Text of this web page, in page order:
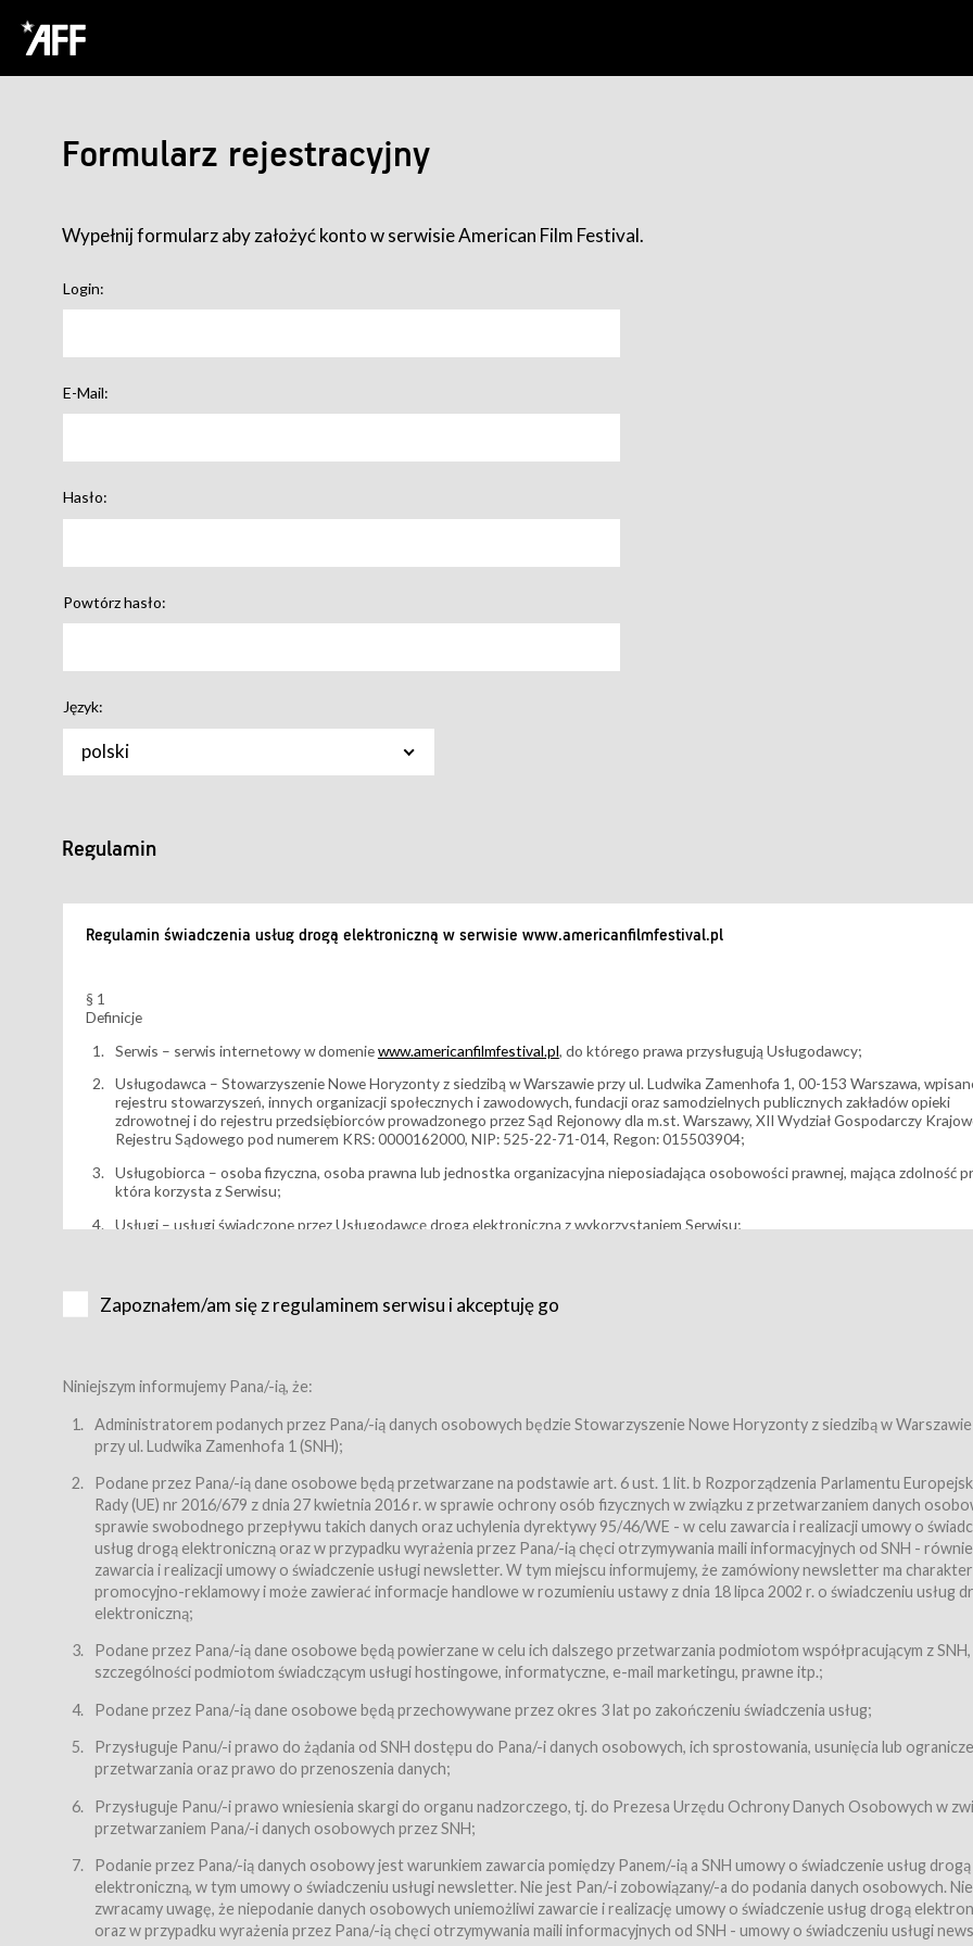
Formularz rejestracyjny
Wypełnij formularz aby założyć konto w serwisie American Film Festival.
Login:
E-Mail:
Hasło:
Powtórz hasło:
Język:
polski
Regulamin
Regulamin świadczenia usług drogą elektroniczną w serwisie www.americanfilmfestival.pl
§ 1
Definicje
Serwis – serwis internetowy w domeniewww.americanfilmfestival.pl, do którego prawa przysługują Usługodawcy;
Usługodawca – Stowarzyszenie Nowe Horyzonty z siedzibą w Warszawie przy ul. Ludwika Zamenhofa 1, 00-153 Warszawa,
rejestru stowarzyszeń, innych organizacji społecznych i zawodowych, fundacji oraz samodzielnych publicznych zakładów opieki
zdrowotnej i do rejestru przedsiębiorców prowadzonego przez Sąd Rejonowy dla m.st. Warszawy, XII Wydział Gospodarczy
Rejestru Sądowego pod numerem KRS: 0000162000, NIP: 525-22-71-014, Regon: 015503904;
Usługobiorca – osoba fizyczna, osoba prawna lub jednostka organizacyjna nieposiadająca osobowości prawnej, mająca zdolność
która korzysta z Serwisu;
Usługi – usługi świadczone przez Usługodawcę drogą elektroniczną z wykorzystaniem Serwisu;
Karnety – wybrane dokumenty potwierdzające zawarcie umowy z Usługodawcą i uprawniające do wzięcia udziału w Wydarzeniu,
Bilety – wybrane dokumenty potwierdzające zawarcie umowy z Usługodawcą i uprawniające do wzięcia udziału w Wydarzeniu,
przewidziane przez Usługodawcę dla danego Wydarzenia, tj. uprawniające do uczestnictwa w wielu albo w pojedynczych seansach
filmowych, wydarzeniach specjalnych i koncertach;
Sklep – sklep internetowy prowadzony przez Usługodawcę w Serwisie;
Regulamin – niniejszy regulamin.
§ 2
Postanowienia ogólne
Regulamin określa zasady:
świadczenia Usługobiorcom Usług przez Usługodawcę, z zastrzeżeniem usług, o których mowa w ust. 2 pkt. 4 i 5 poniżej,
zasady świadczenia precyzują odrębne regulaminy,
przetwarzania przez Usługodawcę danych osobowych Usługobiorców będących osobami fizycznymi.
Usługodawca świadczy w szczególności następujące Usługi:Usługodawca świadczy Usługi drogą elektroniczną w rozumieniu
dnia 18 lipca 2002 r. o świadczeniu usług drogą elektroniczną (Dz.U. z 2002 r., Nr 144, poz. 1204, z późń. zm.). Usługi świadczone są
nieodpłatnie.
usługę przeglądania i odczytywania przez Usługobiorców materiałów zamieszczanych w Serwisie,
usługę newsletter,
usługę zawierania na odległość umów nabycia Karnetów i Biletów,
usługę zawierania na odległość umów sprzedaży w Sklepie.
Usługodawca świadczy Usługi drogą elektroniczną w rozumieniu ustawy z dnia 18 lipca 2002 r. o świadczeniu usług drogą
(Dz.U. z 2002 r., Nr 144, poz. 1204, z późń. zm.). Usługi świadczone są nieodpłatnie.
Zapoznałem/am się z regulaminem serwisu i akceptuję go
Niniejszym informujemy Pana/-ią, że:
Administratorem podanych przez Pana/-ią danych osobowych będzie Stowarzyszenie Nowe Horyzonty z siedzibą w
przy ul. Ludwika Zamenhofa 1 (SNH);
Podane przez Pana/-ią dane osobowe będą przetwarzane na podstawie art. 6 ust. 1 lit. b Rozporządzenia Parlamentu
Rady (UE) nr 2016/679 z dnia 27 kwietnia 2016 r. w sprawie ochrony osób fizycznych w związku z przetwarzaniem danych
sprawie swobodnego przepływu takich danych oraz uchylenia dyrektywy 95/46/WE - w celu zawarcia i realizacji umowy o
usług drogą elektroniczną oraz w przypadku wyrażenia przez Pana/-ią chęci otrzymywania maili informacyjnych od SNH -
zawarcia i realizacji umowy o świadczenie usługi newsletter. W tym miejscu informujemy, że zamówiony newsletter ma charakter
promocyjno-reklamowy i może zawierać informacje handlowe w rozumieniu ustawy z dnia 18 lipca 2002 r. o świadczeniu usług
elektroniczną;
Podane przez Pana/-ią dane osobowe będą powierzane w celu ich dalszego przetwarzania podmiotom współpracującym z
szczególności podmiotom świadczącym usługi hostingowe, informatyczne, e-mail marketingu, prawne itp.;
Podane przez Pana/-ią dane osobowe będą przechowywane przez okres 3 lat po zakończeniu świadczenia usług;
Przysługuje Panu/-i prawo do żądania od SNH dostępu do Pana/-i danych osobowych, ich sprostowania, usunięcia lub
przetwarzania oraz prawo do przenoszenia danych;
Przysługuje Panu/-i prawo wniesienia skargi do organu nadzorczego, tj. do Prezesa Urzędu Ochrony Danych Osobowych w
przetwarzaniem Pana/-i danych osobowych przez SNH;
Podanie przez Pana/-ią danych osobowy jest warunkiem zawarcia pomiędzy Panem/-ią a SNH umowy o świadczenie usług drogą
elektroniczną, w tym umowy o świadczeniu usługi newsletter. Nie jest Pan/-i zobowiązany/-a do podania danych osobowych.
zwracamy uwagę, że niepodanie danych osobowych uniemożliwi zawarcie i realizację umowy o świadczenie usług drogą
oraz w przypadku wyrażenia przez Pana/-ią chęci otrzymywania maili informacyjnych od SNH - umowy o świadczeniu usługi